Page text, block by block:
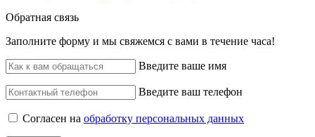
Обратная связь
Заполните форму и мы свяжемся с вами в течение часа!
Введите ваше имя
Введите ваш телефон
Согласен на обработку персональных данных